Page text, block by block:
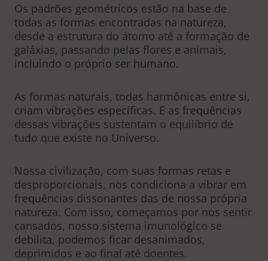
Os padrões geométricos estão na base de
todas as formas encontradas na natureza,
desde a estrutura do átomo até a formação de
galáxias, passando pelas flores e animais,
incluindo o próprio ser humano.
As formas naturais, todas harmônicas entre si,
criam vibrações específicas. E as frequências
dessas vibrações sustentam o equilíbrio de
tudo que existe no Universo.
Nossa civilização, com suas formas retas e
desproporcionais, nos condiciona a vibrar em
frequências dissonantes das de nossa própria
natureza. Com isso, começamos por nos sentir
cansados, nosso sistema imunológico se
debilita, podemos ficar desanimados,
deprimidos e ao final até doentes.